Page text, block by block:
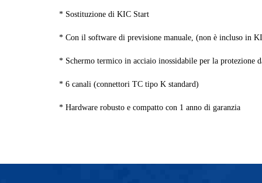
* Sostituzione di KIC Start
* Con il software di previsione manuale, (non è incluso in
* Schermo termico in acciaio inossidabile per la protezione
* 6 canali (connettori TC tipo K standard)
* Hardware robusto e compatto con 1 anno di garanzia